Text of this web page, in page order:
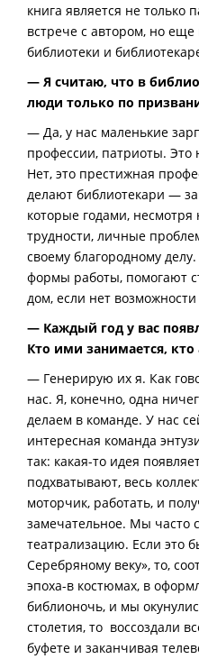
книга является не только
встрече с автором, но
библиотеки и
— Я считаю, что в
люди только по
— Да, у нас маленькие
профессии, патриоты. Это
Нет, это престижная
делают библиотекари —
которые годами,
трудности, личные
своему благородному
формы работы, помогают
дом, если нет
— Каждый год у вас
Кто ими занимается, кто
— Генерирую их я. Как
нас. Я, конечно, одна
делаем в команде. У нас
интересная команда
так: какая-то идея
подхватывают, весь
моторчик, работать, и
замечательное. Мы часто
театрализацию. Если это
Серебряному веку», то,
эпоха-в костюмах, в
библионочь, и мы
столетия, то воссоздали
буфете и заканчивая